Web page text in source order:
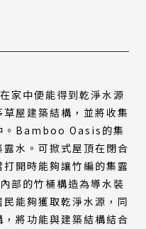
家中便能得到乾淨水源
屋建築結構，並將收集
。Bamboo Oasis的集
水。可掀式屋頂在閉合
開時能夠讓竹編的集露
部的竹桶構造為導水裝
能夠獲取乾淨水源，同
將功能與建築結構結合